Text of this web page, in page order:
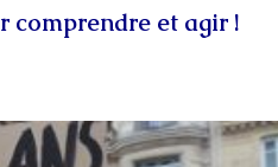
comprendre et agir !